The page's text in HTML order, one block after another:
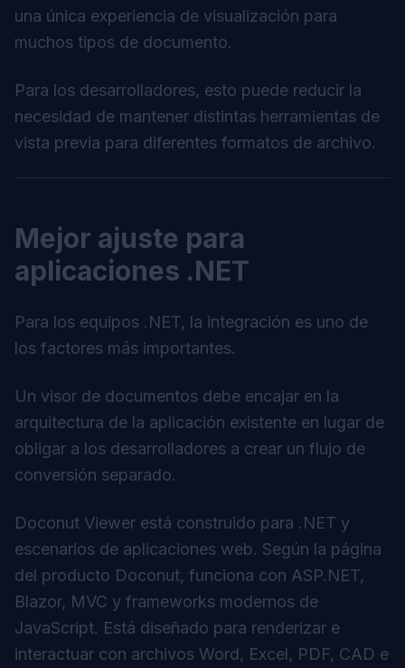
una única experiencia de visualización para
muchos tipos de documento.
Para los desarrolladores, esto puede reducir la
necesidad de mantener distintas herramientas de
vista previa para diferentes formatos de archivo.
Mejor ajuste para
aplicaciones .NET
Para los equipos .NET, la integración es uno de
los factores más importantes.
Un visor de documentos debe encajar en la
arquitectura de la aplicación existente en lugar de
obligar a los desarrolladores a crear un flujo de
conversión separado.
Doconut Viewer está construido para .NET y
escenarios de aplicaciones web. Según la página
del producto Doconut, funciona con ASP.NET,
Blazor, MVC y frameworks modernos de
JavaScript. Está diseñado para renderizar e
interactuar con archivos Word, Excel, PDF, CAD e